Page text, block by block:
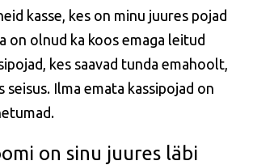
kasse, kes on minu juures pojad
on olnud ka koos emaga leitud
kes saavad tunda emahoolt,
seisus. Ilma emata kassipojad on
on sinu juures läbi